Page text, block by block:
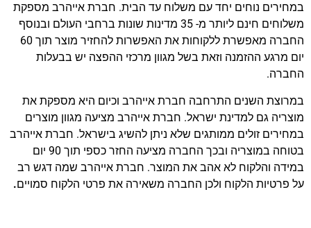
במחירים נוחים יחד עם משלוח עד הבית. חברת אייהרב מספקת
משלוחים חינם ליותר מ- 35 מדינות שונות ברחבי העולם ובנוסף
החברה מאפשרת ללקוחות את האפשרות להחזיר מוצר תוך 60
יום מרגע ההזמנה וזאת בשל מגוון מרכזי ההפצה יש בבעלות
החברה.
במרוצת השנים התרחבה חברת אייהרב וכיום היא מספקת את
מוצריה גם למדינת ישראל. חברת אייהרב מציעה מגוון מוצרים
במחירים זולים ממותגים שלא ניתן להשיג בישראל. חברת אייהרב
בטוחה במוצריה ובכך החברה מציעה החזר כספי תוך 90 יום
במידה והלקוח לא אהב את המוצר. חברת אייהרב שמה דגש רב
על פרטיות הלקוח ולכן החברה משאירה את פרטי הלקוח סמויים.